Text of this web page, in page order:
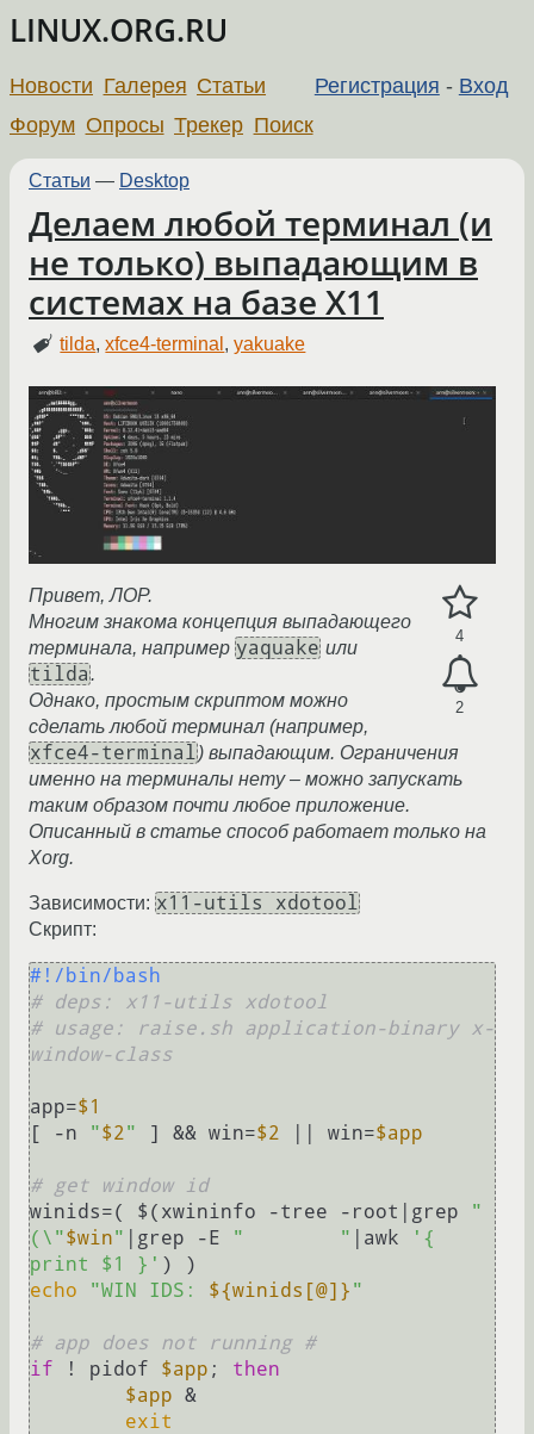
LINUX.ORG.RU
Регистрация - Вход
Новости Галерея Статьи
Форум Опросы Трекер Поиск
Статьи — Desktop
Делаем любой терминал (и
не только) выпадающим в
системах на базе X11
tilda,xfce4-terminal ,yakuake
4
2
Привет, ЛОР.
Многим знакома концепция выпадающего
терминала, например yaquake или
tilda .
Однако, простым скриптом можно
сделать любой терминал (например,
xfce4-terminal) выпадающим. Ограничения
именно на терминалы нету – можно запускать
таким образом почти любое приложение.
Описанный в статье способ работает только на
Xorg.
Зависимости: x11-utils xdotool
Скрипт:
#!/bin/bash
# deps: x11-utils xdotool
# usage: raise.sh application-binary x-
window-class
app=$1
[ -n
"$2" ] && win=$2 || win=$app
# get window id
winids=( $(xwininfo -tree -root|grep
"
(\"$win" |grep -E "        " |awk
'{
print $1 }'
echo
"WIN IDS: ${winids[@]} "
# app does not running #
if ! pidof $app ; then
$app &
exit